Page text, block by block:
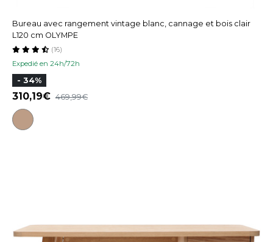
Bureau avec rangement vintage blanc, cannage et bois clair
L120 cm OLYMPE
Expedié en 24h/72h
(16)
- 34%
310,19 469,99